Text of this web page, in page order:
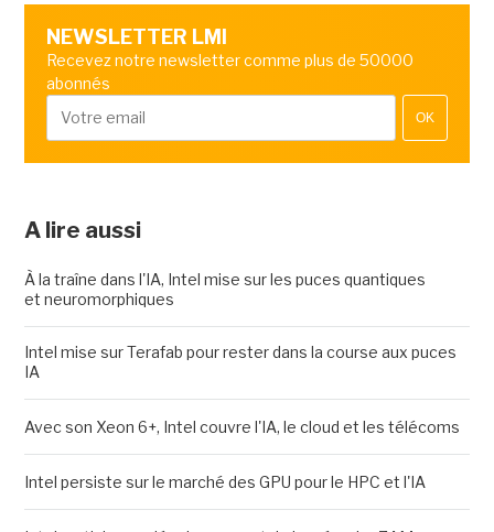
NEWSLETTER LMI
Recevez notre newsletter comme plus de 50000
abonnés
OK
A lire aussi
À la traîne dans l'IA, Intel mise sur les puces quantiques
et neuromorphiques
Intel mise sur Terafab pour rester dans la course aux puces
IA
Avec son Xeon 6+, Intel couvre l'IA, le cloud et les télécoms
Intel persiste sur le marché des GPU pour le HPC et l'IA